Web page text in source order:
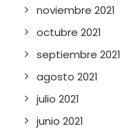
noviembre 2021
octubre 2021
septiembre 2021
agosto 2021
julio 2021
junio 2021